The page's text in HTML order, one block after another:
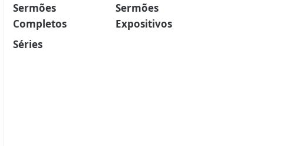
Sermões
Completos
Sermões
Expositivos
Séries